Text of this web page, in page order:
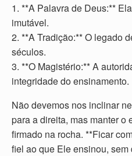
1. **A Palavra de Deus:**
imutável.
2. **A Tradição:** O legado
séculos.
3. **O Magistério:** A
integridade do ensinamento.
Não devemos nos inclinar
para a direita, mas manter o
firmado na rocha. **Ficar
fiel ao que Ele ensinou,